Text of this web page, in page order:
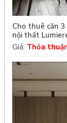
Cho thuê căn
nội thất
Giá: Thỏa